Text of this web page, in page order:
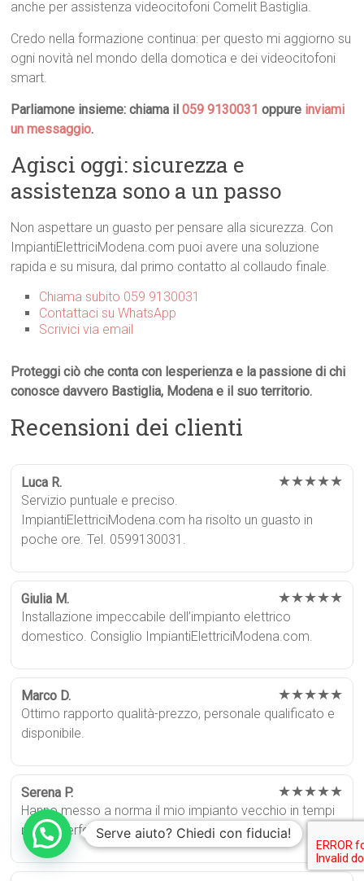
anche per assistenza videocitofoni Comelit Bastiglia.
Credo nella formazione continua: per questo mi aggiorno su
ogni novità nel mondo della domotica e dei videocitofoni
smart.
Parliamone insieme: chiama il059 9130031 oppure inviami
un messaggio.
Agisci oggi: sicurezza e
assistenza sono a un passo
Non aspettare un guasto per pensare alla sicurezza. Con
ImpiantiElettriciModena.com puoi avere una soluzione
rapida e su misura, dal primo contatto al collaudo finale.
Chiama subito 059 9130031
Contattaci su WhatsApp
Scrivici via email
Proteggi ciò che conta con lesperienza e la passione di chi
conosce davvero Bastiglia, Modena e il suo territorio.
Recensioni dei clienti
Luca R. ★★★★★
Servizio puntuale e preciso.
ImpiantiElettriciModena.com ha risolto un guasto in
poche ore. Tel. 0599130031.
Giulia M. ★★★★★
Installazione impeccabile dell’impianto elettrico
domestico. Consiglio ImpiantiElettriciModena.com.
Marco D. ★★★★★
Ottimo rapporto qualità-prezzo, personale qualificato e
disponibile.
Serena P. ★★★★★
Hanno messo a norma il mio impianto vecchio in tempi
rapidi. Perfetti.Serve aiuto? Chiedi con fiducia!